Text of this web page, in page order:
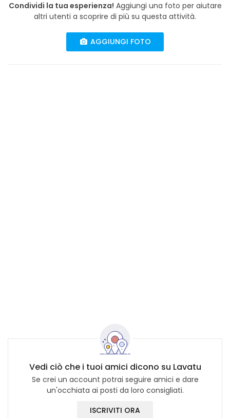
Condividi la tua esperienza! Aggiungi una foto per aiutare
altri utenti a scoprire di più su questa attività.
AGGIUNGI FOTO
Vedi ciò che i tuoi amici dicono su Lavatu
Se crei un account potrai seguire amici e dare
un'occhiata ai posti da loro consigliati.
ISCRIVITI ORA